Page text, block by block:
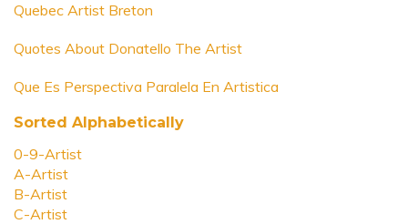
Quebec Artist Breton
Quotes About Donatello The Artist
Que Es Perspectiva Paralela En Artistica
Sorted Alphabetically
0-9-Artist
A-Artist
B-Artist
C-Artist